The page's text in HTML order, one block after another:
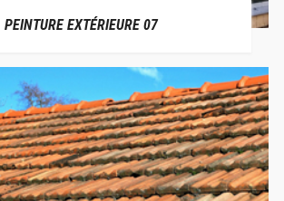
PEINTURE EXTÉRIEURE 07